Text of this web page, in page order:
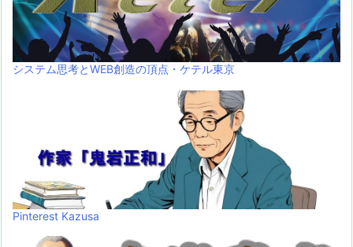
システム思考とWEB創造の頂点・ケテル東京
Pinterest Kazusa